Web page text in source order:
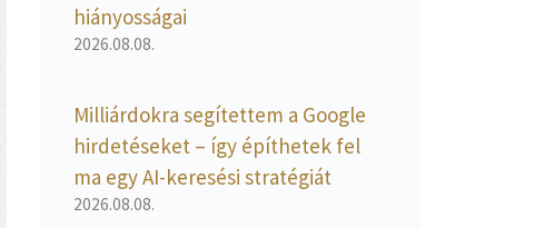
hiányosságai
2026.08.08.
Milliárdokra segítettem a Google
hirdetéseket – így építhetek fel
ma egy AI-keresési stratégiát
2026.08.08.